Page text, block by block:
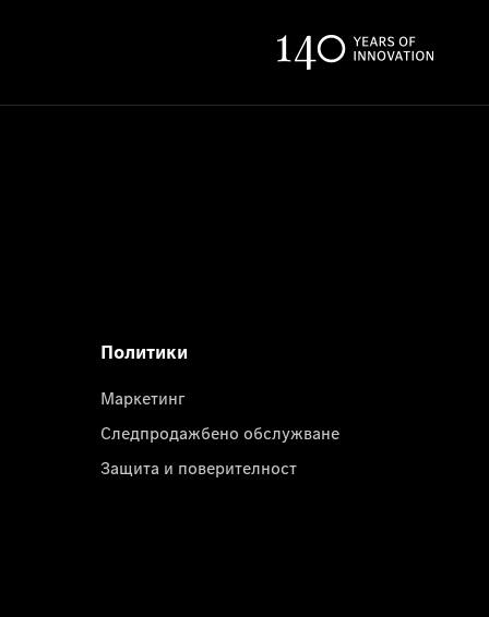
Политики
Маркетинг
Следпродажбено обслужване
Защита и поверителност